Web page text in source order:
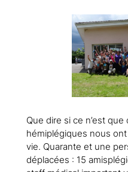
Que dire si ce n’est
hémiplégiques nous
vie. Quarante et une
déplacées : 15